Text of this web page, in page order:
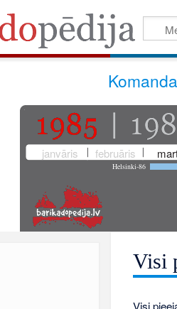
Komanda
janvāris februāris
Helsinki-86
Visi
Visi